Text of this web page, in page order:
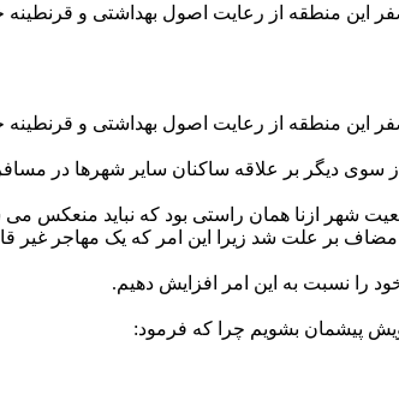
این منطقه از رعایت اصول بهداشتی و
این منطقه از رعایت اصول بهداشتی و
از سوی دیگر بر علاقه ساکنان سایر شهرها در
شهر ازنا همان راستی بود که ‌نباید منعکس
بر علت شد زیرا این امر که یک مهاجر غیر
را نسبت به این‌ امر افزایش دهیم.
پیشمان بشویم چرا که فرمود: